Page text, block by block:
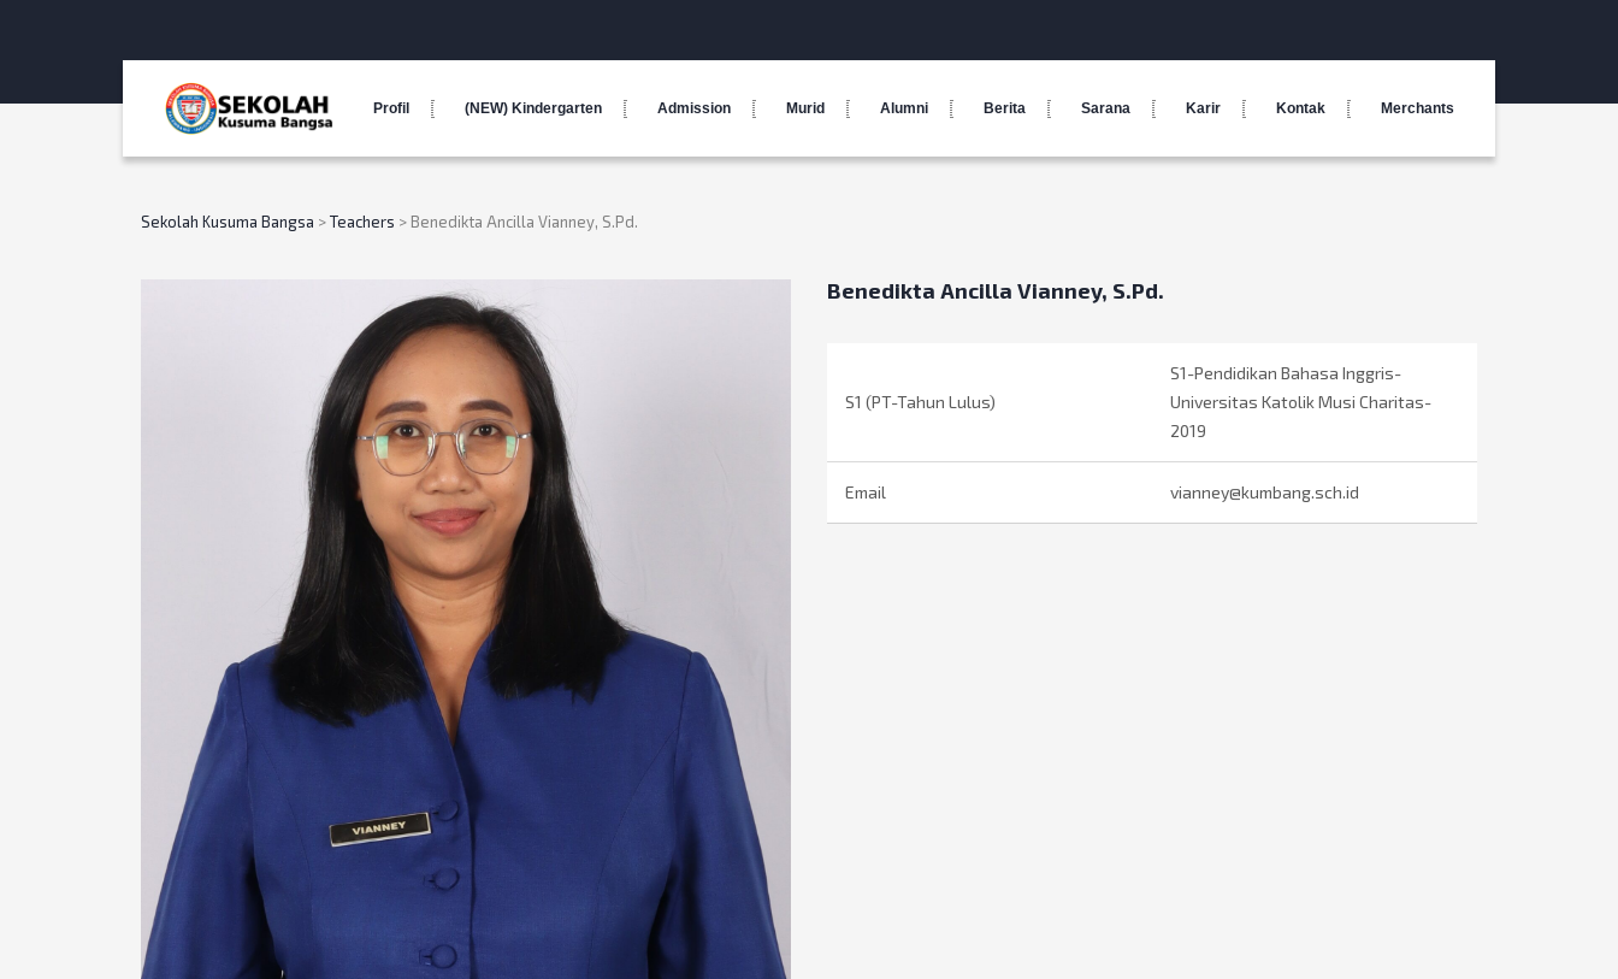
Profil (NEW) Kindergarten Admission Murid Alumni Berita Sarana Karir Kontak Merchants
Sekolah Kusuma Bangsa >Teachers >Benedikta Ancilla Vianney, S.Pd.
Benedikta Ancilla Vianney, S.Pd.
S1 (PT-Tahun Lulus)
S1-Pendidikan Bahasa Inggris-
Universitas Katolik Musi Charitas-
2019
Email vianney@kumbang.sch.id